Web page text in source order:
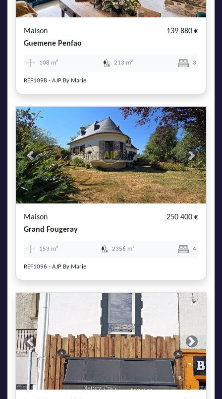
Maison
139 880 €
Guemene Penfao
108 m² 213 m² 3
REF1098 - AJP By Marie
Previous Next
Maison
250 400 €
Grand Fougeray
153 m² 2356 m² 4
REF1096 - AJP By Marie
Previous Next